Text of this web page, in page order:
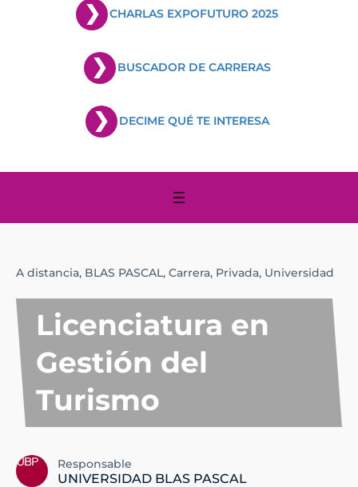
CHARLAS EXPOFUTURO 2025
BUSCADOR DE CARRERAS
DECIME QUÉ TE INTERESA
A distancia, BLAS PASCAL, Carrera, Privada, Universidad
Licenciatura en
Gestión del
Turismo
Responsable
UNIVERSIDAD BLAS PASCAL